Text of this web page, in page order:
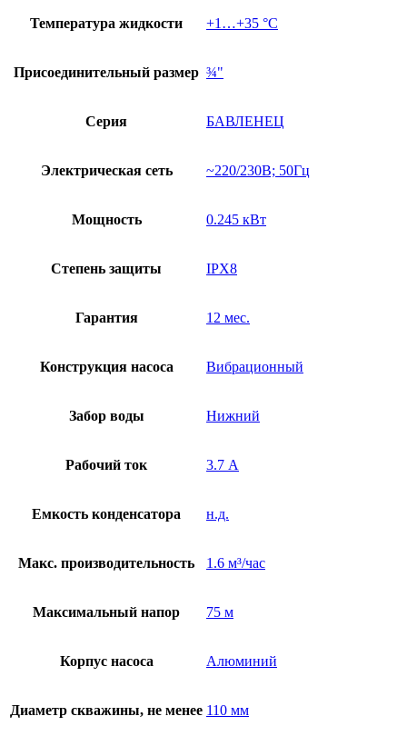
Температура жидкости +1…+35 °С
Присоединительный размер ¾"
Серия БАВЛЕНЕЦ
Электрическая сеть ~220/230В; 50Гц
Мощность 0.245 кВт
Степень защиты IPX8
Гарантия 12 мес.
Конструкция насоса Вибрационный
Забор воды Нижний
Рабочий ток 3.7 А
Емкость конденсатора н.д.
Макс. производительность 1.6 м³/час
Максимальный напор 75 м
Корпус насоса Алюминий
Диаметр скважины, не менее 110 мм